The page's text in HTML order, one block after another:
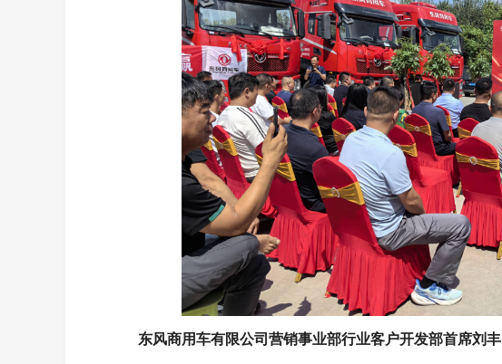
东风商用车有限公司营销事业部行业客户开发部首席刘丰